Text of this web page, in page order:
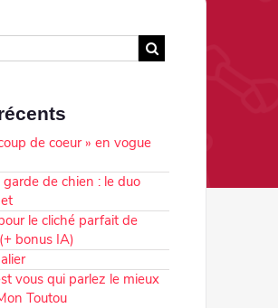
de coeur » en vogue
de chien : le duo
le cliché parfait de
bonus IA)
vous qui parlez le mieux
Toutou